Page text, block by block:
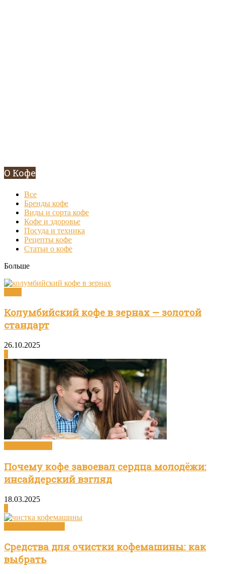
О Кофе
Все
Бренды кофе
Виды и сорта кофе
Кофе и здоровье
Посуда и техника
Рецепты кофе
Статьи о кофе
Больше
Колумбийский кофе в зернах — золотой
стандарт
26.10.2025
Почему кофе завоевал сердца молодёжи:
инсайдерский взгляд
18.03.2025
Средства для очистки кофемашины: как
выбрать